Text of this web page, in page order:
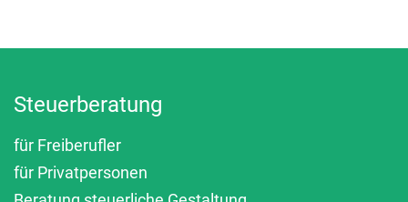
Steuerberatung
für Freiberufler
für Privatpersonen